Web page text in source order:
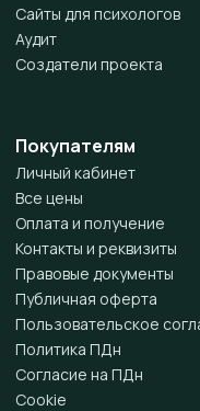
Сайты для психологов
Аудит
Создатели проекта
Покупателям
Личный кабинет
Все цены
Оплата и получение
Контакты и реквизиты
Правовые документы
Публичная оферта
Пользовательское
Политика ПДн
Согласие на ПДн
Cookie